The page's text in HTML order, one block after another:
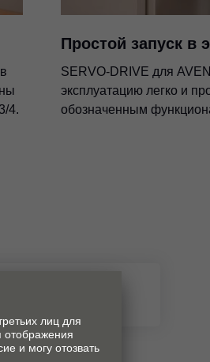
4.
Простой запуск в
SERVO-DRIVE для
эксплуатацию легко и
обозначенным